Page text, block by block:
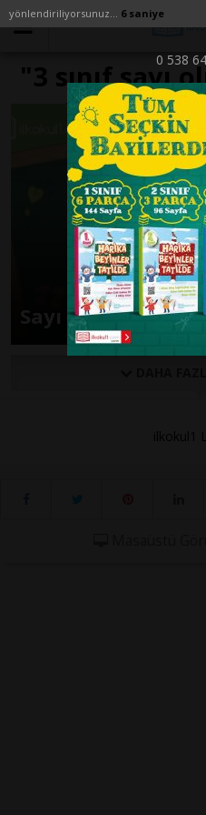
yönlendiriliyorsunuz... 6 saniye
0 538
"3 sınıf sayı
problemleri"
yazılar
Sayı Oluşturma